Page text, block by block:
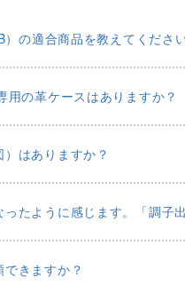
の適合商品を教えてください
用の革ケースはありますか？
はありますか？
たように感じます。「調子
きますか？